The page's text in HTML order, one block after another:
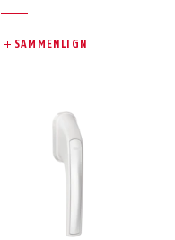
SAMMENLIGN